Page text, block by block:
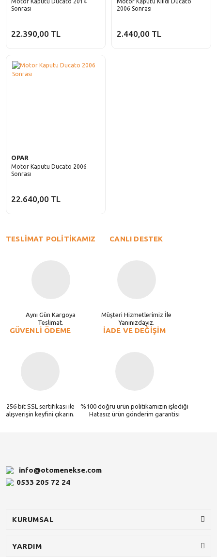
Sonrası
22.390,00 TL
2006 Sonrası
2.440,00 TL
OPAR
Motor Kaputu Ducato 2006
Sonrası
22.640,00 TL
TESLİMAT POLİTİKAMIZ
Aynı Gün Kargoya
Teslimat.
CANLI DESTEK
Müşteri Hizmetlerimiz İle
Yanınızdayız.
GÜVENLİ ÖDEME
256 bit SSL sertifikası ile
alışverişin keyfini çıkarın.
İADE VE DEĞİŞİM
%100 doğru ürün politikamızın işlediği
Hatasız ürün gönderim garantisi
info@otomenekse.com
0533 205 72 24
KURUMSAL
YARDIM